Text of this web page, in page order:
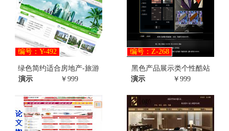
编号：Y-492
绿色简约适合房地产-旅游
演示
￥999
编号：Z-268
黑色产品展示类个性酷站
演示
￥999